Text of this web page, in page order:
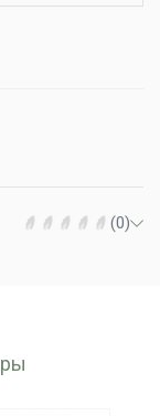
(0)